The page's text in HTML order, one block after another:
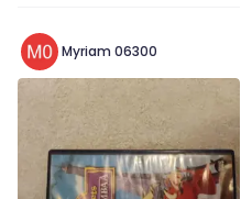
Myriam 06300